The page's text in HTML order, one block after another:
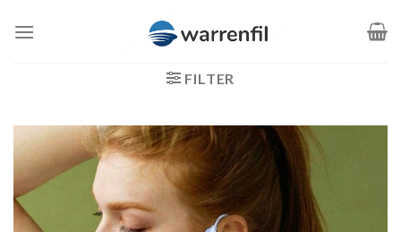
FILTER